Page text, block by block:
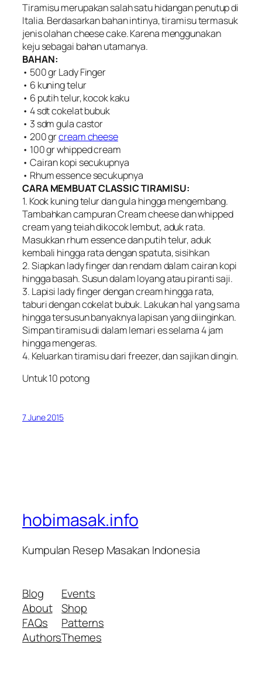
Tiramisu merupakan salah satu hidangan penutup di
Italia. Berdasarkan bahan intinya, tiramisu termasuk
jenis olahan cheese cake. Karena menggunakan
keju sebagai bahan utamanya.
BAHAN:
• 500 gr Lady Finger
• 6 kuning telur
• 6 putih telur, kocok kaku
• 4 sdt cokelat bubuk
• 3 sdm gula castor
• 200 grcream cheese
• 100 gr whipped cream
• Cairan kopi secukupnya
• Rhum essence secukupnya
CARA MEMBUAT CLASSIC TIRAMISU:
1. Kook kuning telur dan gula hingga mengembang.
Tambahkan campuran Cream cheese dan whipped
cream yang teiah dikocok lembut, aduk rata.
Masukkan rhum essence dan putih telur, aduk
kembali hingga rata dengan spatuta, sisihkan
2. Siapkan lady finger dan rendam dalam cairan kopi
hingga basah. Susun dalam loyang atau piranti saji.
3. Lapisi lady finger dengan cream hingga rata,
taburi dengan cokelat bubuk. Lakukan hal yang sama
hingga tersusun banyaknya lapisan yang diinginkan.
Simpan tiramisu di dalam lemari es selama 4 jam
hingga mengeras.
4. Keluarkan tiramisu dari freezer, dan sajikan dingin.
Untuk 10 potong
7 June 2015
hobimasak.info
Kumpulan Resep Masakan Indonesia
Blog
About
FAQs
Authors
Events
Shop
Patterns
Themes